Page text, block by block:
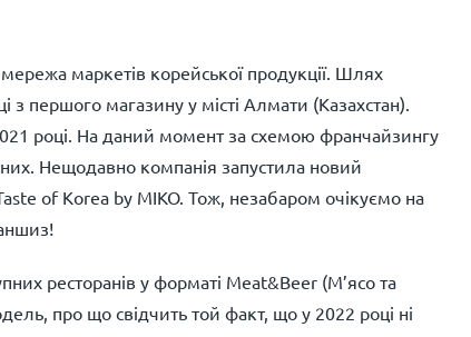
маркетів корейської продукції. Шлях
з першого магазину у місті Алмати (Казахстан).
році. На даний момент за схемою франчайзингу
Нещодавно компанія запустила новий
of Korea by MIKO. Тож, незабаром очікуємо на
ресторанів у форматі Meat&Beer (М’ясо та
про що свідчить той факт, що у 2022 році ні